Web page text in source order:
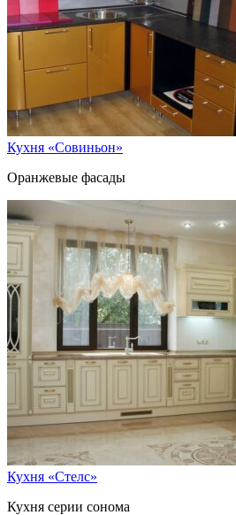
Кухня «Совиньон»
Оранжевые фасады
Кухня «Стелс»
Кухня серии сонома